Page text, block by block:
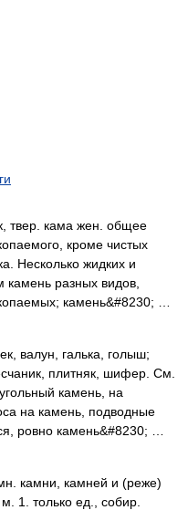
твер. кама жен. общее
кроме чистых
Несколько жидких и
камень разных видов,
камень&#8230; …
валун, галька, голыш;
плитняк, шифер. См.
камень, на
на камень, подводные
ровно камень&#8230; …
камни, камней и (реже)
1. только ед., собир.